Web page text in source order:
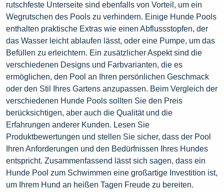
rutschfeste Unterseite sind ebenfalls von Vorteil, um ein
Wegrutschen des Pools zu verhindern. Einige Hunde Pools
enthalten praktische Extras wie einen Abflussstopfen, der
das Wasser leicht ablaufen lässt, oder eine Pumpe, um das
Befüllen zu erleichtern. Ein zusätzlicher Aspekt sind die
verschiedenen Designs und Farbvarianten, die es
ermöglichen, den Pool an Ihren persönlichen Geschmack
oder den Stil Ihres Gartens anzupassen. Beim Vergleich der
verschiedenen Hunde Pools sollten Sie den Preis
berücksichtigen, aber auch die Qualität und die
Erfahrungen anderer Kunden. Lesen Sie
Produktbewertungen und stellen Sie sicher, dass der Pool
Ihren Anforderungen und den Bedürfnissen Ihres Hundes
entspricht. Zusammenfassend lässt sich sagen, dass ein
Hunde Pool zum Schwimmen eine großartige Investition ist,
um Ihrem Hund an heißen Tagen Freude zu bereiten.